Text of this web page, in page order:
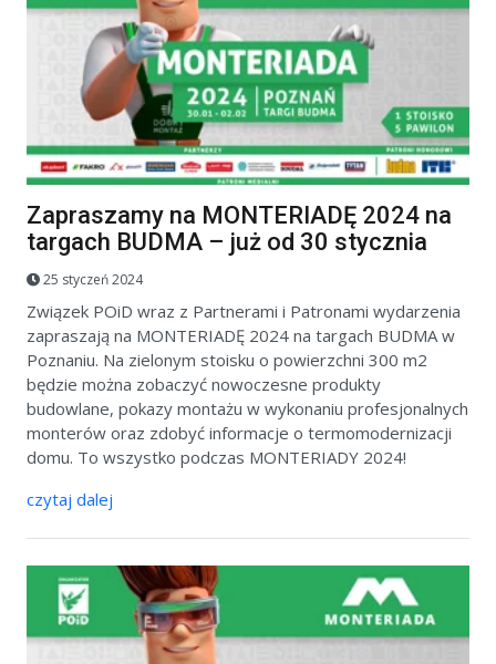
Zapraszamy na MONTERIADĘ 2024 na
targach BUDMA – już od 30 stycznia
25 styczeń 2024
Związek POiD wraz z Partnerami i Patronami wydarzenia
zapraszają na MONTERIADĘ 2024 na targach BUDMA w
Poznaniu. Na zielonym stoisku o powierzchni 300 m2
będzie można zobaczyć nowoczesne produkty
budowlane, pokazy montażu w wykonaniu profesjonalnych
monterów oraz zdobyć informacje o termomodernizacji
domu. To wszystko podczas MONTERIADY 2024!
czytaj dalej